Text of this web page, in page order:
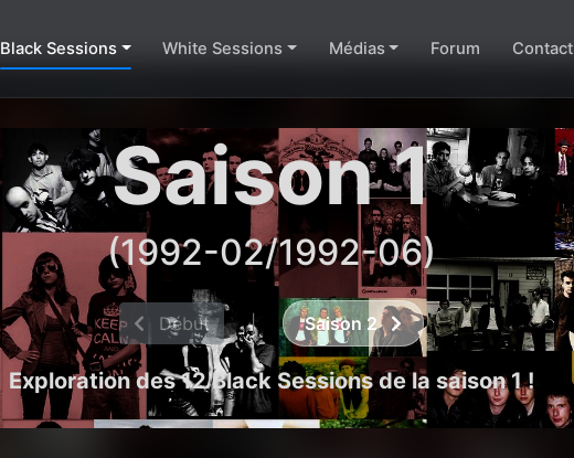
Black Sessions White Sessions Médias Forum Contact
Saison 1
(1992-02/1992-06)
Début | Saison 2
Exploration des 12 Black Sessions de la saison 1 !